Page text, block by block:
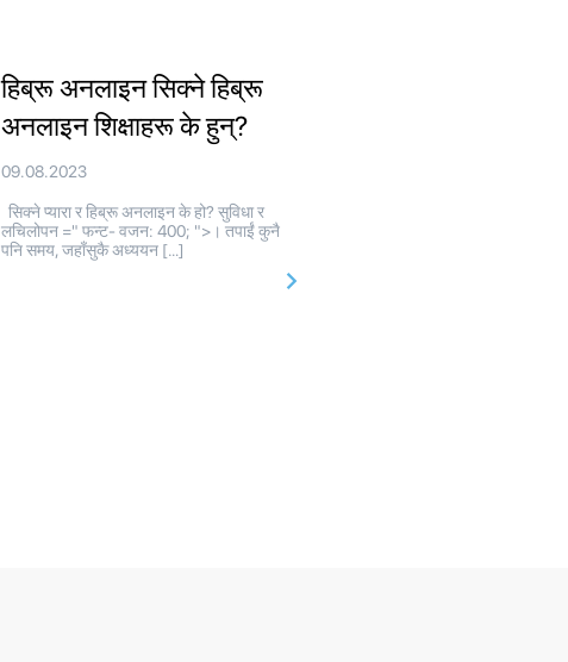
हिब्रू अनलाइन सिक्ने हिब्रू
अनलाइन शिक्षाहरू के हुन्?
09.08.2023
सिक्ने प्यारा र हिब्रू अनलाइन के हो? सुविधा र
लचिलोपन =" फन्ट- वजन: 400; ">। तपाईं कुनै
पनि समय, जहाँसुकै अध्ययन […]